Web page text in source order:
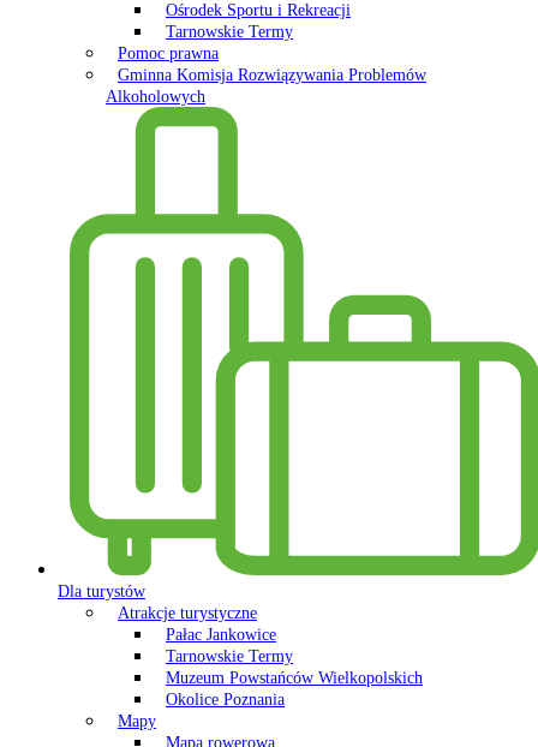
Ośrodek Sportu i Rekreacji
Tarnowskie Termy
Pomoc prawna
Gminna Komisja Rozwiązywania Problemów
Alkoholowych
Dla turystów
Atrakcje turystyczne
Pałac Jankowice
Tarnowskie Termy
Muzeum Powstańców Wielkopolskich
Okolice Poznania
Mapy
Mapa rowerowa